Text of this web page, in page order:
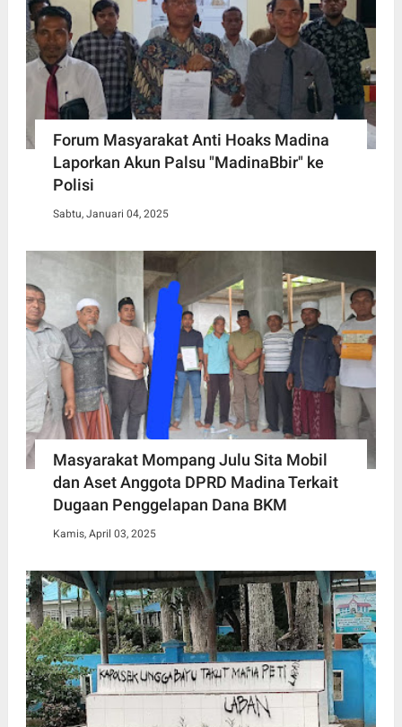
Forum Masyarakat Anti Hoaks Madina
Laporkan Akun Palsu "MadinaBbir" ke
Polisi
Sabtu, Januari 04, 2025
Masyarakat Mompang Julu Sita Mobil
dan Aset Anggota DPRD Madina Terkait
Dugaan Penggelapan Dana BKM
Kamis, April 03, 2025